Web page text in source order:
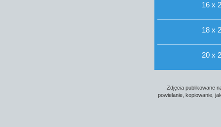
16 x
18 x
20 x
Zdjęcia publikowane
powielanie, kopiowanie,